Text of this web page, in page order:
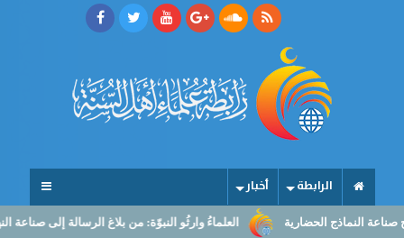
الرابطة أخبار
العلماءُ وارثُو النبوّة: من بلاغ الرسالة إلى صناعة النهوض الحضارية